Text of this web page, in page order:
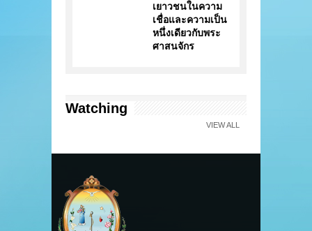
เยาวชนในความ
เชื่อและความเป็น
หนึ่งเดียวกับพระ
ศาสนจักร
Watching
VIEW ALL